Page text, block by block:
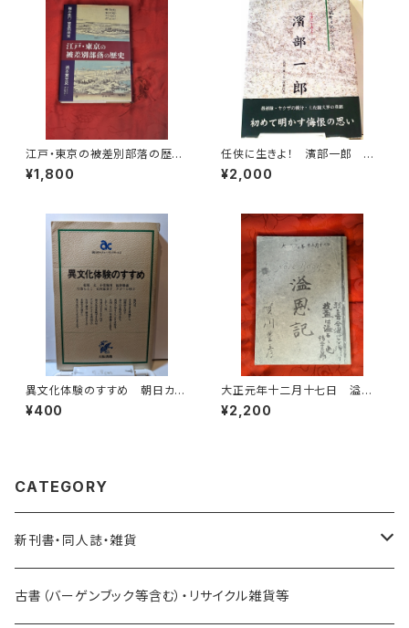
江戸・東京の被差別部落の歴
史 弾左衛門と被差別民衆
浦本誉至史著 明石書店
¥1,800
任侠に生きよ！ 濱部一郎 私
の風雪日記シリーズ①
¥2,000
異文化体験のすすめ 朝日カル
チャーブックス62
¥400
大正元年十二月十七日 溢恩
記 賀川豊彦 賀川豊彦記念・
松沢資料館刊
¥2,200
CATEGORY
新刊書・同人誌・雑貨
乗り物関連
古書（バーゲンブック等含む）・リサイクル雑貨等